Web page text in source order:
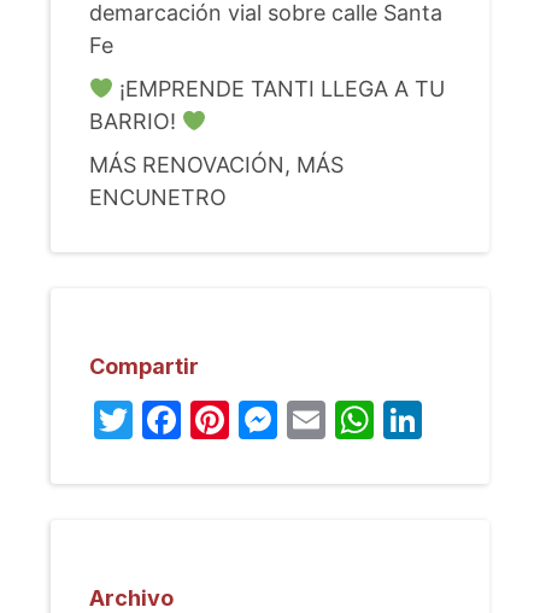
demarcación vial sobre calle Santa
Fe
¡EMPRENDE TANTI LLEGA A TU
BARRIO!
MÁS RENOVACIÓN, MÁS
ENCUNETRO
Compartir
Twitter
Facebook
Pinterest
Messenger
Email
Archivo